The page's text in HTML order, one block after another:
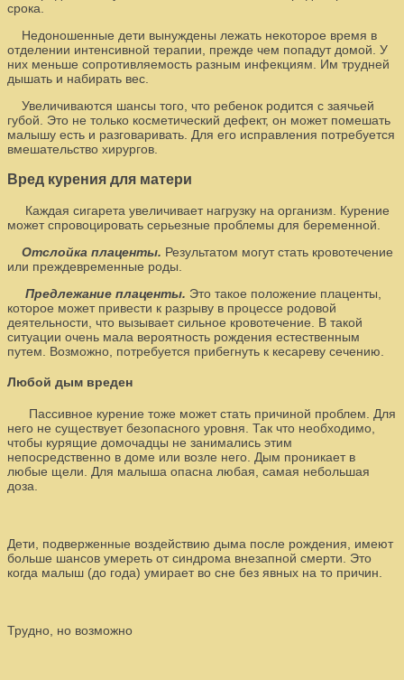
срока.
Недоношенные дети вынуждены лежать некоторое время в
отделении интенсивной терапии, прежде чем попадут домой. У
них меньше сопротивляемость разным инфекциям. Им трудней
дышать и набирать вес.
Увеличиваются шансы того, что ребенок родится с заячьей
губой. Это не только косметический дефект, он может помешать
малышу есть и разговаривать. Для его исправления потребуется
вмешательство хирургов.
Вред курения для матери
Каждая сигарета увеличивает нагрузку на организм. Курение
может спровоцировать серьезные проблемы для беременной.
Отслойка плаценты. Результатом могут стать кровотечение
или преждевременные роды.
Предлежание плаценты. Это такое положение плаценты,
которое может привести к разрыву в процессе родовой
деятельности, что вызывает сильное кровотечение. В такой
ситуации очень мала вероятность рождения естественным
путем. Возможно, потребуется прибегнуть к кесареву сечению.
Любой дым вреден
Пассивное курение тоже может стать причиной проблем. Для
него не существует безопасного уровня. Так что необходимо,
чтобы курящие домочадцы не занимались этим
непосредственно в доме или возле него. Дым проникает в
любые щели. Для малыша опасна любая, самая небольшая
доза.
Дети, подверженные воздействию дыма после рождения, имеют
больше шансов умереть от синдрома внезапной смерти. Это
когда малыш (до года) умирает во сне без явных на то причин.
Трудно, но возможно